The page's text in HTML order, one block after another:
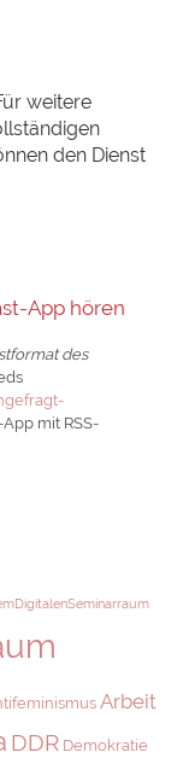
weitere
den Dienst
App hören
des
mit RSS-
Arbeit
DDR Demokratie